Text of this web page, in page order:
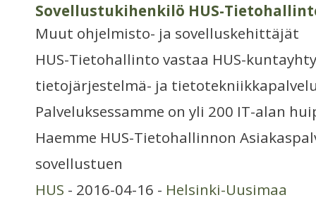
Sovellustukihenkilö HUS-
Muut ohjelmisto- ja sovelluskehittäjät
HUS-Tietohallinto vastaa HUS-
tietojärjestelmä- ja
Palveluksessamme on yli 200 IT-alan
Haemme HUS-Tietohallinnon
sovellustuen
HUS - 2016-04-16 - Helsinki-Uusimaa